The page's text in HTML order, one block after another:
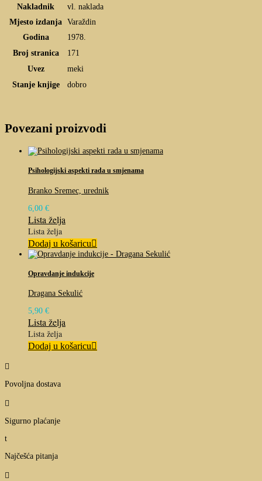
Nakladnik
vl. naklada
Mjesto izdanja Varaždin
Godina
1978.
Broj stranica
171
Uvez
meki
Stanje knjige
dobro
Povezani proizvodi
Psihologijski aspekti rada u smjenama
Branko Sremec, urednik
6,00 €
Lista želja
Lista želja
Dodaj u košaricu
Opravdanje indukcije
Dragana Sekulić
5,90 €
Lista želja
Lista želja
Dodaj u košaricu

Povoljna dostava

Sigurno plaćanje
t
Najčešća pitanja
